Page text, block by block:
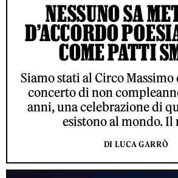
NESSUNO SA
D’ACCORDO
COME PATTI
Siamo stati al Circo
concerto di non
anni, una celebrazione di
esistono al mondo. Il
DI LUCA GARRÒ